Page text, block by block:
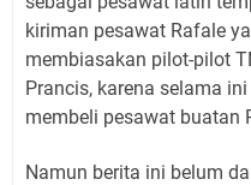
kiriman pesawat Rafale
membiasakan pilot-pilot
Prancis, karena selama
membeli pesawat buatan
Namun berita ini belum